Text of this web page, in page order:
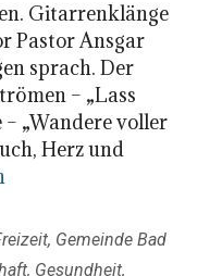
Gitarrenklänge
Pastor Ansgar
sprach. Der
– „Lass
„Wandere voller
Herz und
, Gemeinde Bad
, Gesundheit,